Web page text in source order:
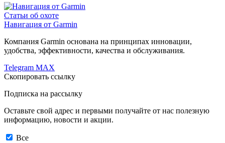
Статьи об охоте
Навигация от Garmin
Компания Garmin основана на принципах инновации,
удобства, эффективности, качества и обслуживания.
Telegram MAX
Скопировать ссылку
Подписка на рассылку
Оставьте свой адрес и первыми получайте от нас полезную
информацию, новости и акции.
Все